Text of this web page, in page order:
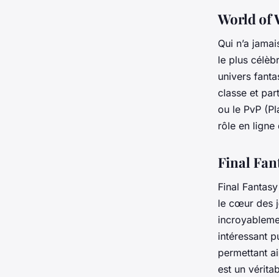
World of
Qui n’a
le plus
univers
classe et
ou le PvP
rôle en ligne
Final
Final
le cœur des
intéressant
permettant
est un